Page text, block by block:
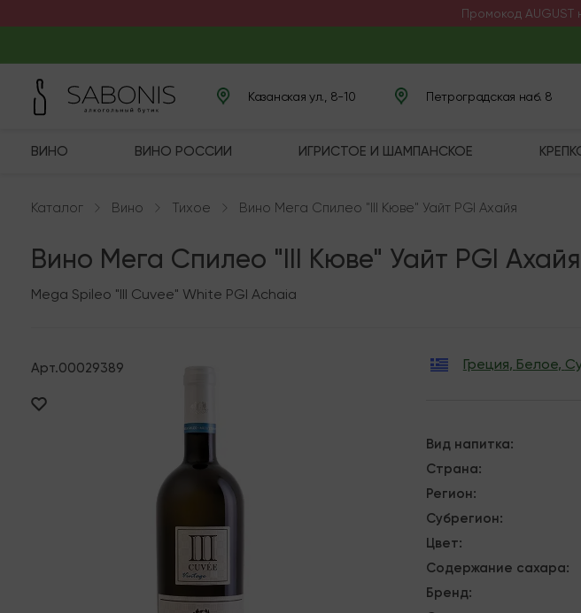
Промокод AUGUST
Казанская ул., 8-10 Петроградская наб. 8
ВИНО ВИНО РОССИИ ИГРИСТОЕ И ШАМПАНСКОЕ
Каталог Вино Тихое Вино Мега Спилео "III Кюве" Уайт PGI Ахайя
Вино Мега Спилео "III Кюве" Уайт PGI Ахайя
Mega Spileo "III Cuvee" White PGI Achaia
Арт.00029389 Греция, Белое,
Вид напитка:
Страна:
Регион:
Субрегион:
Цвет:
Содержание сахара:
Бренд: